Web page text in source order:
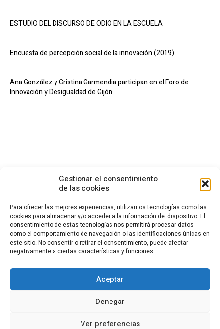
Gestionar el consentimiento
de las cookies
Para ofrecer las mejores experiencias, utilizamos tecnologías como las
cookies para almacenar y/o acceder a la información del dispositivo. El
consentimiento de estas tecnologías nos permitirá procesar datos
como el comportamiento de navegación o las identificaciones únicas en
este sitio. No consentir o retirar el consentimiento, puede afectar
negativamente a ciertas características y funciones.
Aceptar
Denegar
Ver preferencias
ESTUDIO DEL DISCURSO DE ODIO EN LA ESCUELA
Encuesta de percepción social de la innovación (2019)
Ana González y Cristina Garmendia participan en el Foro de
Innovación y Desigualdad de Gijón
CONTACTO
Calle Cea Bermúdez, 3
28003 - Madrid. España
fundacion.cotec@cotec.es
POLÍTICA DE PRIVACIDAD